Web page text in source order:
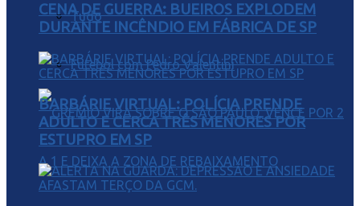
Tudo
Futebol com Pedro Valentini
CENA DE GUERRA: BUEIROS EXPLODEM
DURANTE INCÊNDIO EM FÁBRICA DE SP
BARBÁRIE VIRTUAL: POLÍCIA PRENDE
ADULTO E CERCA TRÊS MENORES POR
ESTUPRO EM SP